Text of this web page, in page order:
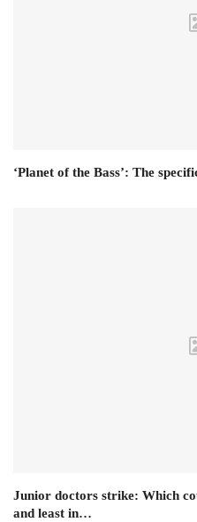
‘Planet of the Bass’: The
Junior doctors strike: Which
and least in…